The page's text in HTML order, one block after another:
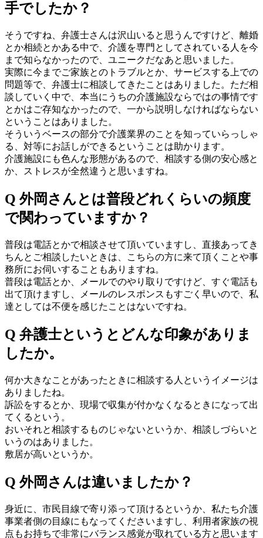
手でしたか？
そうですね、弁護士さんは沢山いると思うんですけど、離婚
とか相続とかある中で、介護を専門としてされている人を今
まで知らなかったので、ユニークだなあと思いました。
実際に今までご家族とのトラブルとか、サービスする上での
問題等で、弁護士に相談してきたことはありました。ただ相
談していく中で、本当にうちの介護施設ならではの事情です
とかはご存知なかったので、一から説明しなければならない
ということはありました。
そういうベースの部分で介護業界のことを知っていらっしゃ
る、対等にお話しができるということは助かります。
介護施設にも色んな形態があるので、相談する側の安心感と
か、ストレスが全然違うと思いますね。
Q 外岡さんとは普段どれくらいの頻度
で関わっていますか？
普段は電話とかで相談させて頂いていますし、直接あってき
ちんとご相談したいときは、こちらの方に来て頂くことや事
務所にお伺いすることもありますね。
普段は電話とか、メールでのやり取りですけど、すぐ電話も
出て頂けますし、メールのレスポンスもすごく早いので、私
達としては不便を感じたことはないですね。
Q 弁護士というとどんな印象がありま
したか。
何か大きなことがあったときに相談する人というイメージは
ありましたね。
訴訟をするとか、現場で収集が付かなくなるときになって出
てくるという。
おいそれと相談するものじゃないというか、相談しづらいと
いうのはありました。
敷居が高いというか。
Q 外岡さんは違いましたか？
身近に、市民目線で寄り添って頂けるというか、私たち介護
事業者側の目線にもなってくださいますし、利用者家族の視
点もお持ちで非常にバランス感覚が取れている方と思います